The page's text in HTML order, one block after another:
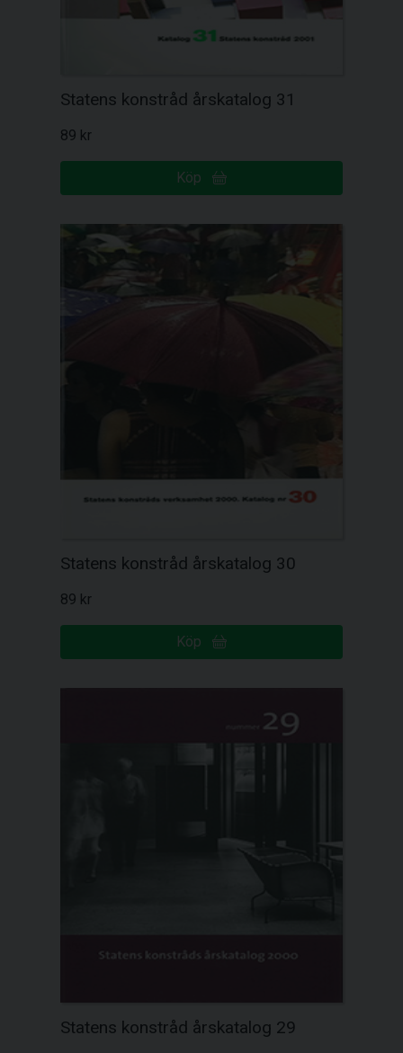
Statens konstråd årskatalog 31
89 kr
Köp
Statens konstråd årskatalog 30
89 kr
Köp
Statens konstråd årskatalog 29